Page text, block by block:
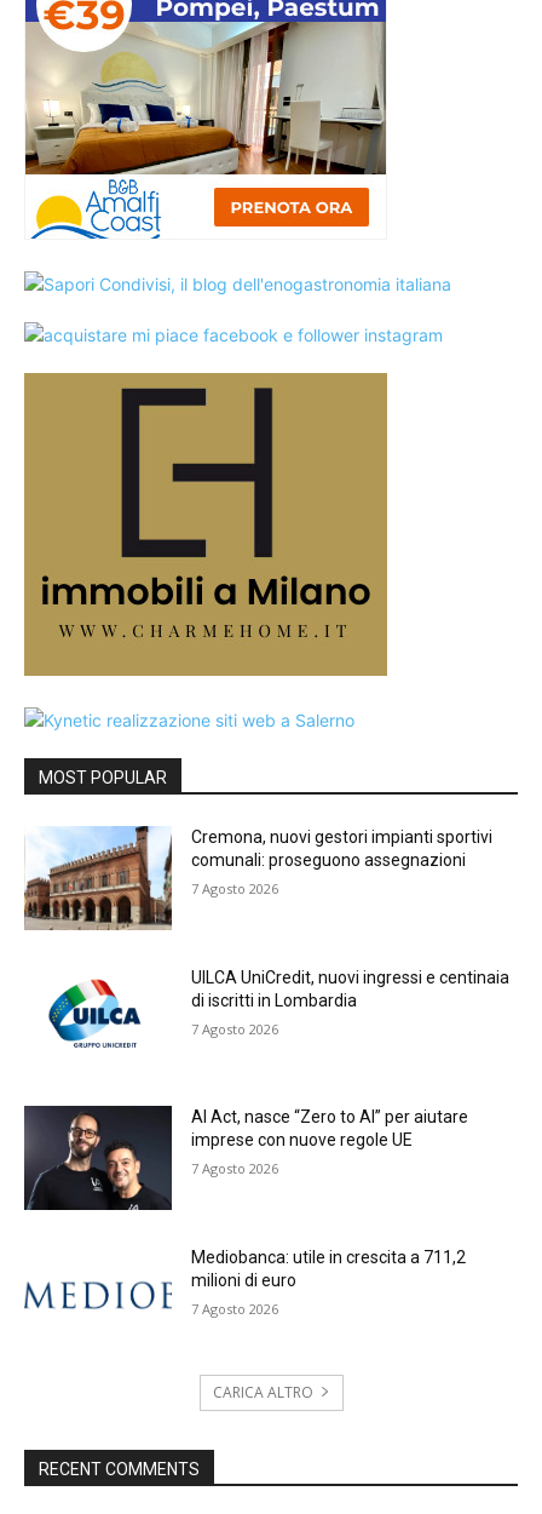
MOST POPULAR
Cremona, nuovi gestori impianti sportivi
comunali: proseguono assegnazioni
7 Agosto 2026
UILCA UniCredit, nuovi ingressi e centinaia
di iscritti in Lombardia
7 Agosto 2026
AI Act, nasce “Zero to AI” per aiutare
imprese con nuove regole UE
7 Agosto 2026
Mediobanca: utile in crescita a 711,2
milioni di euro
7 Agosto 2026
CARICA ALTRO
RECENT COMMENTS